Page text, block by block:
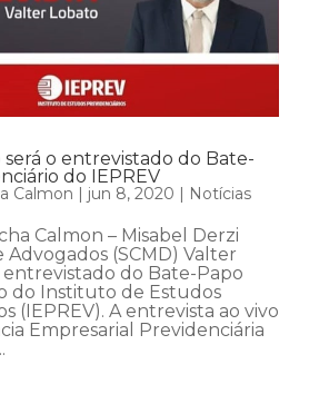
o entrevistado do Bate-
do IEPREV
Calmon | jun 8, 2020 | Notícias
Calmon – Misabel Derzi
Advogados (SCMD) Valter
entrevistado do Bate-Papo
do Instituto de Estudos
(IEPREV). A entrevista ao vivo
Empresarial Previdenciária